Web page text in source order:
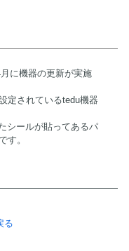
に機器の更新が実施
定されているtedu機器
シールが貼ってあるパ
す。
る